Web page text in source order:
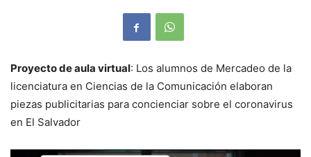
Proyecto de aula virtual: Los alumnos de Mercadeo de la
licenciatura en Ciencias de la Comunicación elaboran
piezas publicitarias para concienciar sobre el coronavirus
en El Salvador